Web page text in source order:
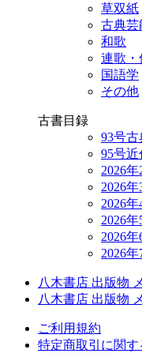
草双紙
古典芸
和歌
連歌・
国語学
その他
古書目録
93号
95号
2026
2026
2026
2026
2026
2026
八木書店 出版物
八木書店 出版物
ご利用規約
特定商取引に関す